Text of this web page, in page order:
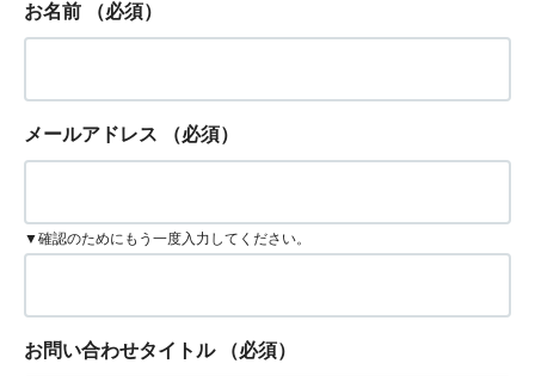
お名前 （必須）
メールアドレス （必須）
▼確認のためにもう一度入力してください。
お問い合わせタイトル （必須）